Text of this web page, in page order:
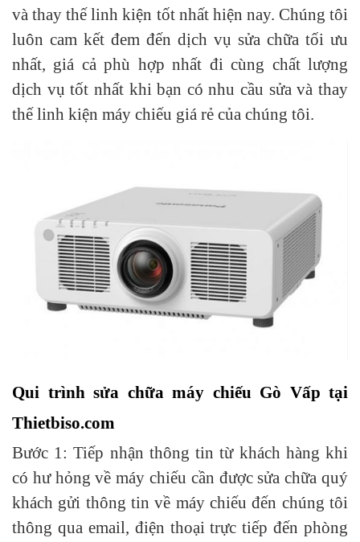
và thay thế linh kiện tốt nhất hiện nay. Chúng tôi
luôn cam kết đem đến dịch vụ sửa chữa tối ưu
nhất, giá cả phù hợp nhất đi cùng chất lượng
dịch vụ tốt nhất khi bạn có nhu cầu sửa và thay
thế linh kiện máy chiếu giá rẻ của chúng tôi.
Qui trình sửa chữa máy chiếu Gò Vấp tại
Thietbiso.com
Bước 1: Tiếp nhận thông tin từ khách hàng khi
có hư hỏng về máy chiếu cần được sửa chữa quý
khách gửi thông tin về máy chiếu đến chúng tôi
thông qua email, điện thoại trực tiếp đến phòng